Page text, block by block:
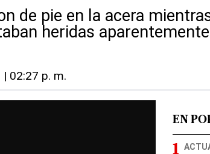
de pie en la acera
heridas
| 02:27 p. m.
EN